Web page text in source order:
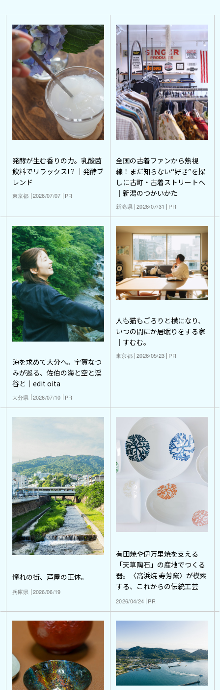
発酵が生む香りの力。乳酸菌
飲料でリラックス!？｜発酵ブ
レンド
東京都 2026/07/07 PR
全国の古着ファンから熱視
線！まだ知らない“好き”を探
しに古町・古着ストリートへ
｜新潟のつかいかた
新潟県 2026/07/31 PR
涼を求めて大分へ。宇賀なつ
みが巡る、佐伯の海と空と渓
谷と｜edit oita
大分県 2026/07/10 PR
人も猫もごろりと横になり、
いつの間にか居眠りをする家
｜すむむ。
東京都 2026/05/23 PR
憧れの街、芦屋の正体。
兵庫県 2026/06/19
有田焼や伊万里焼を支える
「天草陶石」の産地でつくる
器。〈高浜焼 寿芳窯〉が模索
する、これからの伝統工芸
2026/04/24 PR